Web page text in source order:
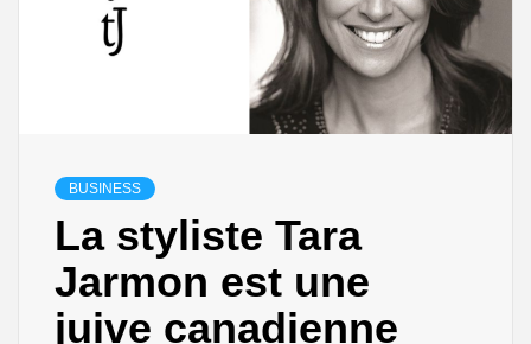
BUSINESS
La styliste Tara
Jarmon est une
juive canadienne